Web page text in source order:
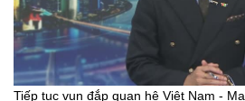
Tiếp tục vun đắp quan hệ Việt Nam -